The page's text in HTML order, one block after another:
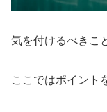
気を付けるべきこ
ここではポイント